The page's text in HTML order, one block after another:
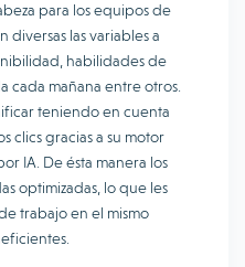
para los equipos de
diversas las variables a
habilidades de
cada mañana entre otros.
teniendo en cuenta
clics gracias a su motor
IA. De ésta manera los
optimizadas, lo que les
trabajo en el mismo